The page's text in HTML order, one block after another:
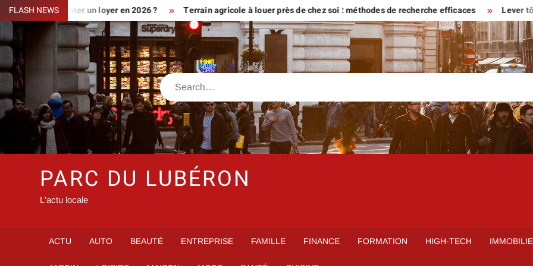
Skip
to
content
FLASH NEWSun loyer en 2026 ? Terrain agricole à louer près de chez soi : méthodes de recherche efficaces Lever tôt ou
Search
PARC DU LUBÉRON
L'actu locale
ACTU AUTO BEAUTÉ ENTREPRISE FAMILLE FINANCE FORMATION HIGH-TECH